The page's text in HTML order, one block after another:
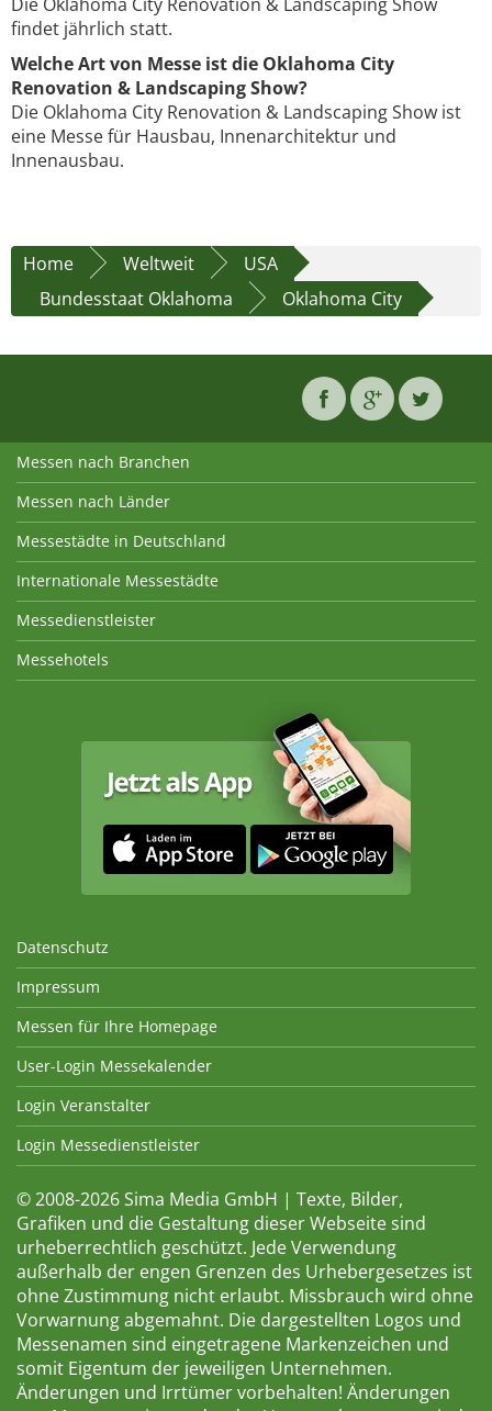
findet jährlich statt.
Welche Art von Messe ist die Oklahoma City
Renovation & Landscaping Show?
Die Oklahoma City Renovation & Landscaping Show ist
eine Messe für Hausbau, Innenarchitektur und
Innenausbau.
Home Weltweit
USA
Bundesstaat Oklahoma
Oklahoma City
Messen nach Branchen
Messen nach Länder
Messestädte in Deutschland
Internationale Messestädte
Messedienstleister
Messehotels
Datenschutz
Impressum
Messen für Ihre Homepage
User-Login Messekalender
Login Veranstalter
Login Messedienstleister
© 2008-2026 Sima Media GmbH | Texte, Bilder,
Grafiken und die Gestaltung dieser Webseite sind
urheberrechtlich geschützt. Jede Verwendung
außerhalb der engen Grenzen des Urhebergesetzes ist
ohne Zustimmung nicht erlaubt. Missbrauch wird ohne
Vorwarnung abgemahnt. Die dargestellten Logos und
Messenamen sind eingetragene Markenzeichen und
somit Eigentum der jeweiligen Unternehmen.
Änderungen und Irrtümer vorbehalten! Änderungen